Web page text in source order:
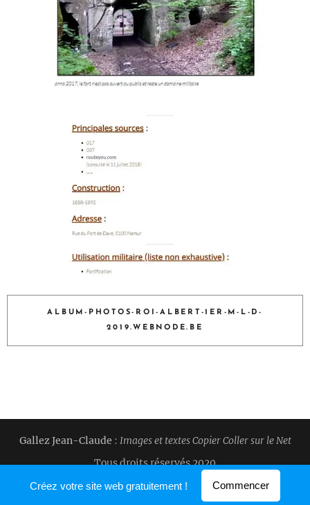
ALBUM-PHOTOS-ROI-ALBERT-1ER-M-L-D-
2019.WEBNODE.BE
Gallez Jean-Claude : Images et textes Copier Coller sur le Net
Tous droits réservés 2020
Optimisé parWebnode
Créez votre site web gratuitement ! Commencer